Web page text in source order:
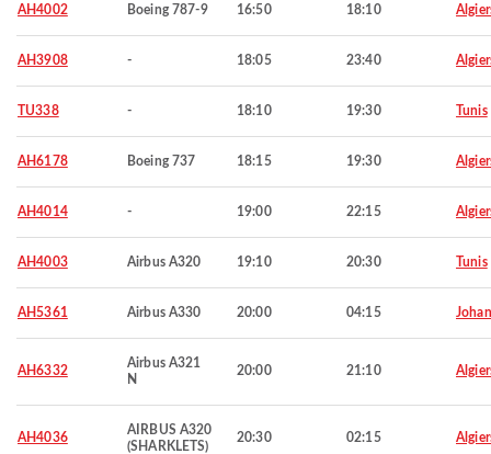
AH4002 Boeing 787-9 16:50 18:10
AH3908 - 18:05 23:40
TU338 - 18:10 19:30 Tunis
AH6178 Boeing 737 18:15 19:30
AH4014 - 19:00 22:15
AH4003 Airbus A320 19:10 20:30 Tunis
AH5361 Airbus A330 20:00 04:15
AH6332
Airbus A321
N
20:00 21:10
AH4036
AIRBUS A320
(SHARKLETS)
20:30 02:15